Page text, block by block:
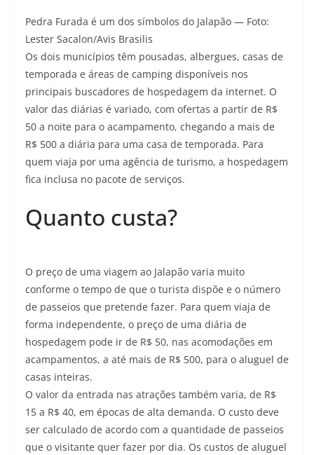
Pedra Furada é um dos símbolos do Jalapão — Foto:
Lester Sacalon/Avis Brasilis
Os dois municípios têm pousadas, albergues, casas de
temporada e áreas de camping disponíveis nos
principais buscadores de hospedagem da internet. O
valor das diárias é variado, com ofertas a partir de R$
50 a noite para o acampamento, chegando a mais de
R$ 500 a diária para uma casa de temporada. Para
quem viaja por uma agência de turismo, a hospedagem
fica inclusa no pacote de serviços.
Quanto custa?
O preço de uma viagem ao Jalapão varia muito
conforme o tempo de que o turista dispõe e o número
de passeios que pretende fazer. Para quem viaja de
forma independente, o preço de uma diária de
hospedagem pode ir de R$ 50, nas acomodações em
acampamentos, a até mais de R$ 500, para o aluguel de
casas inteiras.
O valor da entrada nas atrações também varia, de R$
15 a R$ 40, em épocas de alta demanda. O custo deve
ser calculado de acordo com a quantidade de passeios
que o visitante quer fazer por dia. Os custos de aluguel